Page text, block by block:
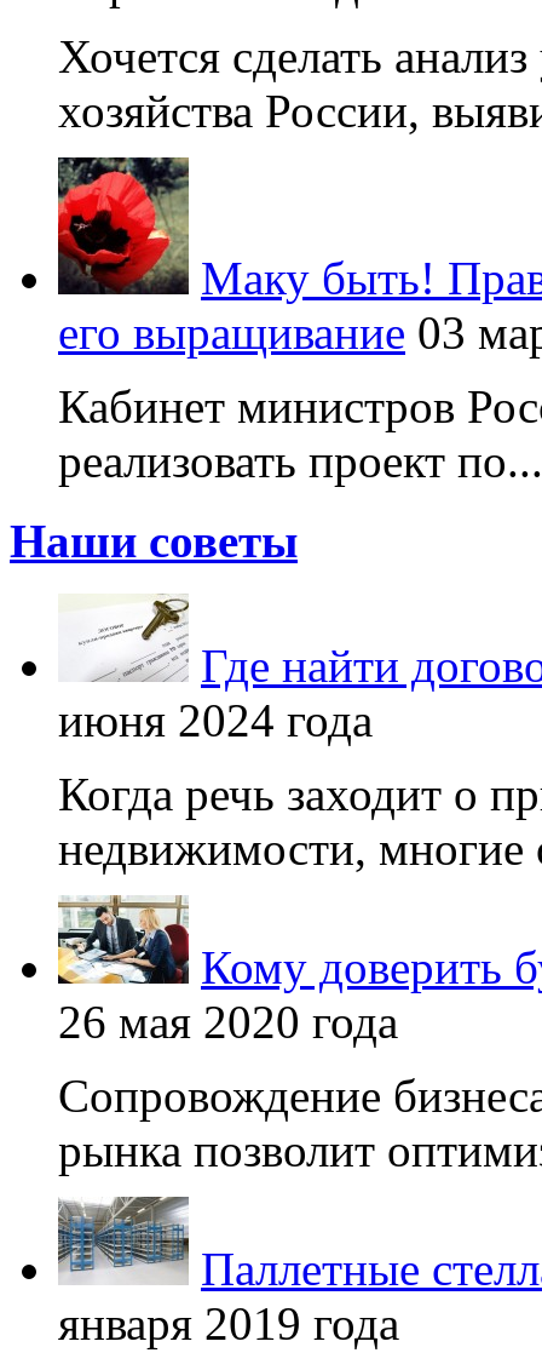
Хочется сделать
хозяйства России,
Маку быть!
его выращивание 03
Кабинет министров
реализовать проект по...
Наши советы
Где найти
июня 2024 года
Когда речь заходит о
недвижимости,
Кому доверить
26 мая 2020 года
Сопровождение
рынка позволит
Паллетные
января 2019 года